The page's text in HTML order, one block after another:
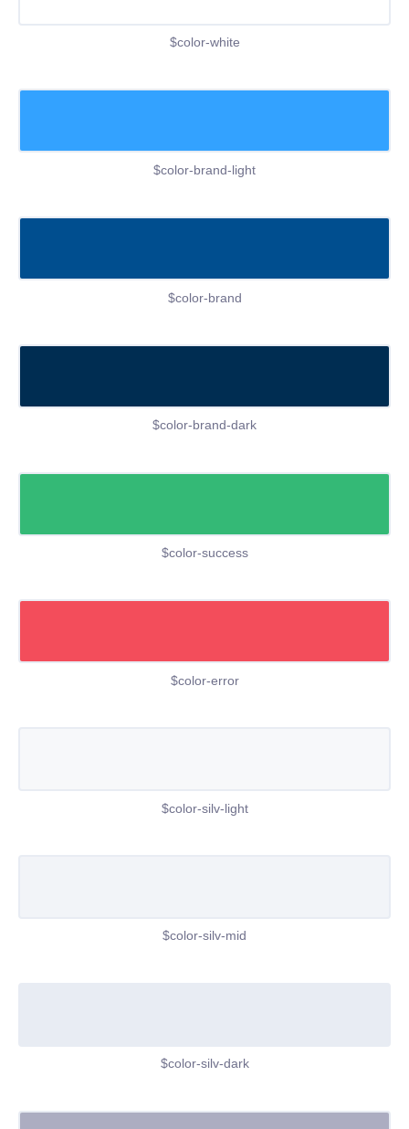
$color-white
$color-brand-light
$color-brand
$color-brand-dark
$color-success
$color-error
$color-silv-light
$color-silv-mid
$color-silv-dark